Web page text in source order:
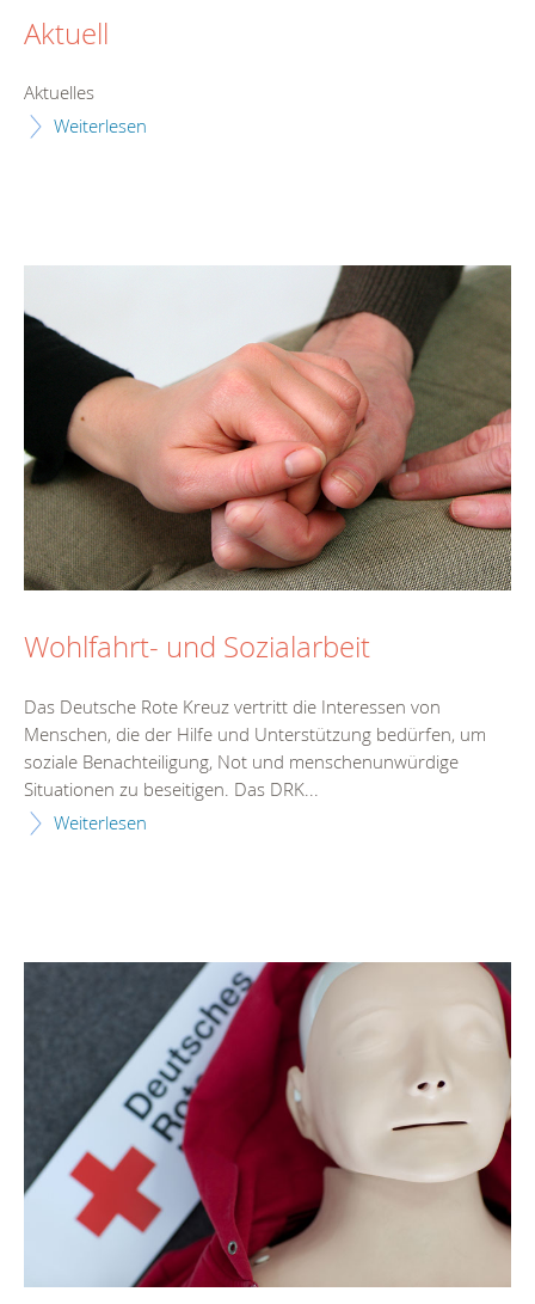
Aktuell
Aktuelles
Weiterlesen
Wohlfahrt- und Sozialarbeit
Das Deutsche Rote Kreuz vertritt die Interessen von
Menschen, die der Hilfe und Unterstützung bedürfen, um
soziale Benachteiligung, Not und menschenunwürdige
Situationen zu beseitigen. Das DRK...
Weiterlesen